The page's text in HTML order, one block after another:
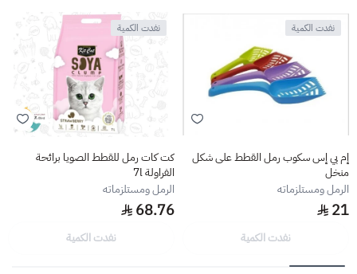
نفدت الكمية
إم بي إس سكوب رمل القطط على شكل
منخل
الرمل ومستلزماته
21
نفدت الكمية
نفدت الكمية
كت كات رمل للقطط الصويا برائحة
الفراولة 7l
الرمل ومستلزماته
68.76
نفدت الكمية